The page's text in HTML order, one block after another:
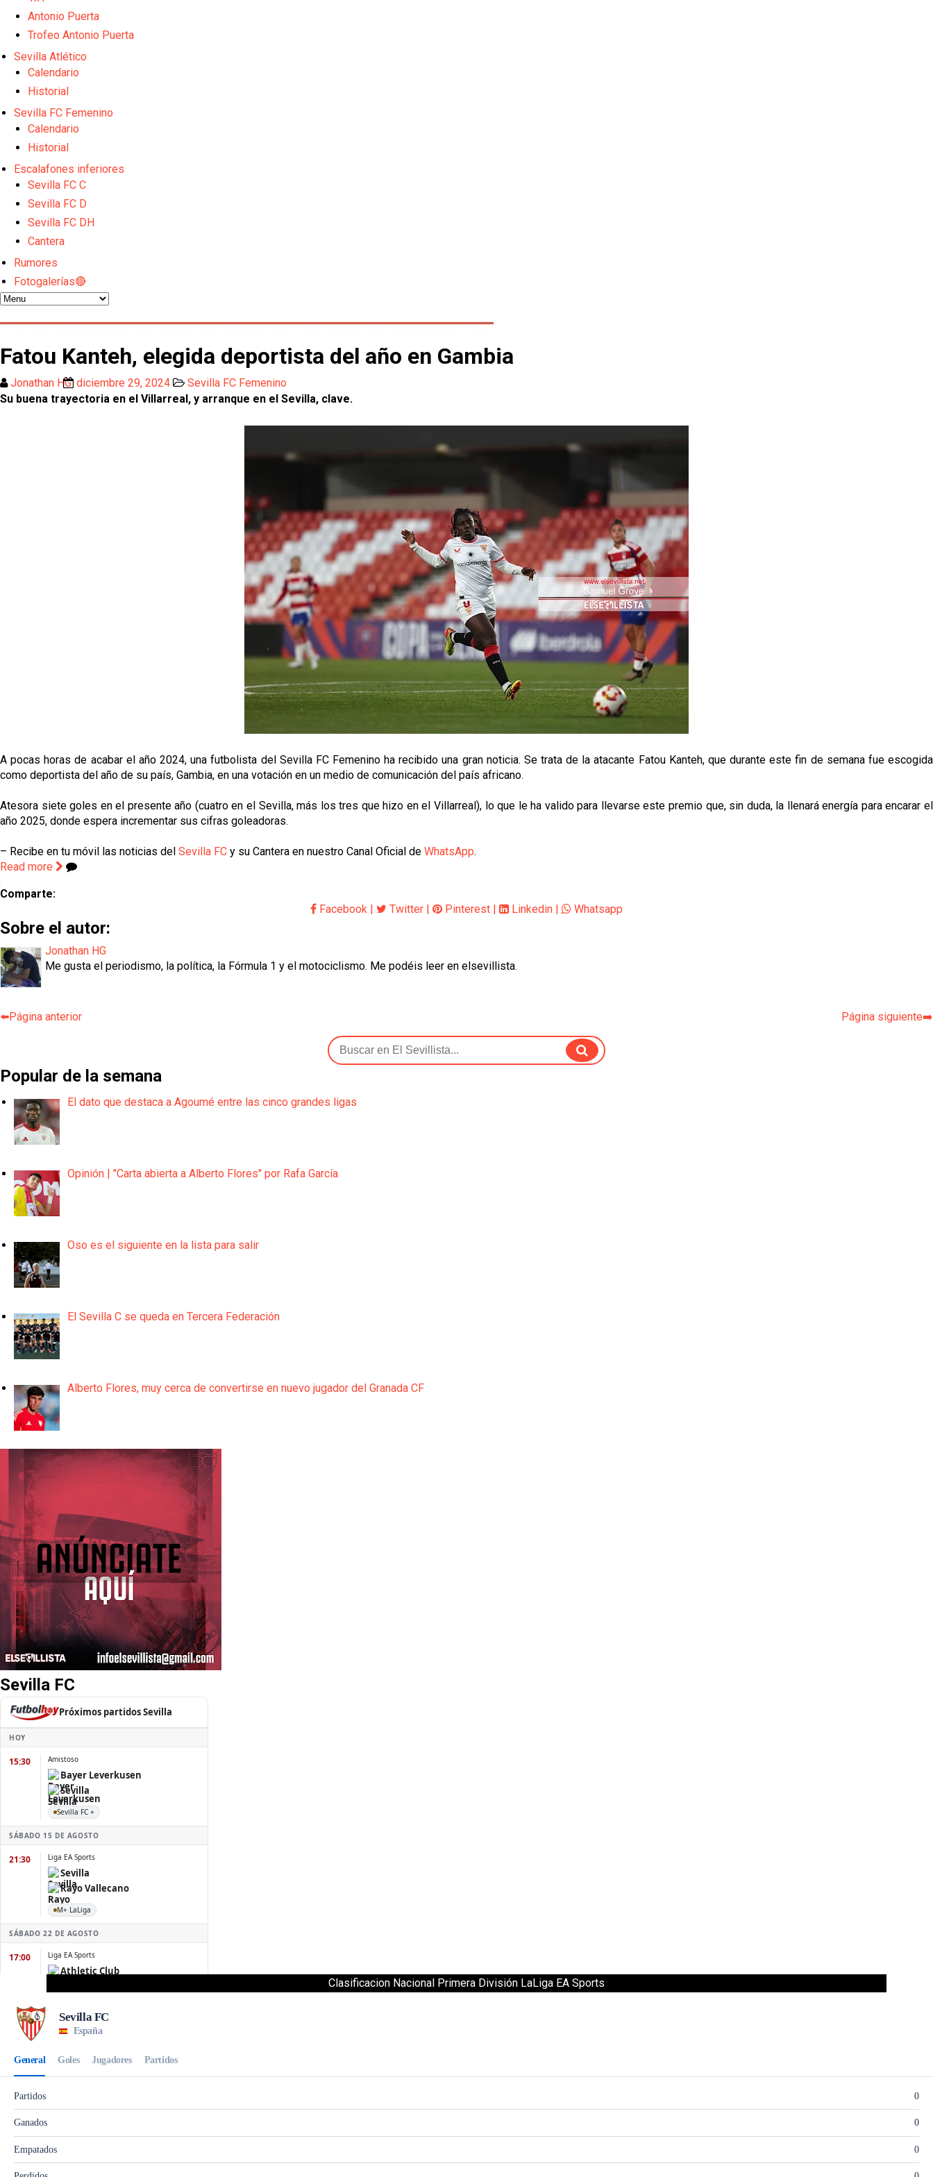
Oso es el siguiente en la lista para salir
Banquillos confirmados: así queda la cantera del Sevilla Femenino para la 2026/27
Previa | El Sevilla FC cierra la pretemporada con el exigente choque ante el Bayer Leverkusen
Antonio Puerta
Trofeo Antonio Puerta
Sevilla Atlético
Calendario
Historial
Sevilla FC Femenino
Calendario
Historial
Escalafones inferiores
Sevilla FC C
Sevilla FC D
Sevilla FC DH
Cantera
Rumores
Fotogalerías🔴
Fatou Kanteh, elegida deportista del año en Gambia
Jonathan HG diciembre 29, 2024
Sevilla FC Femenino
Su buena trayectoria en el Villarreal, y arranque en el Sevilla, clave.
A pocas horas de acabar el año 2024, una futbolista del Sevilla FC Femenino ha recibido una gran noticia. Se trata de la atacante Fatou Kanteh, que durante este fin de semana fue escogida
como deportista del año de su país, Gambia, en una votación en un medio de comunicación del país africano.
Atesora siete goles en el presente año (cuatro en el Sevilla, más los tres que hizo en el Villarreal), lo que le ha valido para llevarse este premio que, sin duda, la llenará energía para encarar el
año 2025, donde espera incrementar sus cifras goleadoras.
– Recibe en tu móvil las noticias del Sevilla FC y su Cantera en nuestro Canal Oficial de WhatsApp.
Read more
Comparte:
Facebook | Twitter | Pinterest | Linkedin | Whatsapp
Sobre el autor:
Jonathan HG
Me gusta el periodismo, la política, la Fórmula 1 y el motociclismo. Me podéis leer en elsevillista.
⬅️Página anterior Página siguiente➡️
Popular de la semana
El dato que destaca a Agoumé entre las cinco grandes ligas
Opinión | "Carta abierta a Alberto Flores" por Rafa García
Oso es el siguiente en la lista para salir
El Sevilla C se queda en Tercera Federación
Alberto Flores, muy cerca de convertirse en nuevo jugador del Granada CF
Sevilla FC
Clasificacion Nacional Primera División LaLiga EA Sports